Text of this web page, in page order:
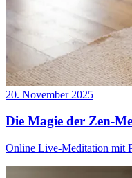
20. November 2025
Die Magie der Zen-
Online Live-Meditation mit